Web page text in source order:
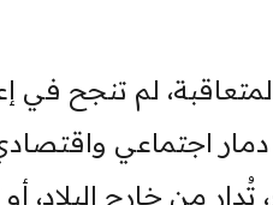
لم تنجح في
اجتماعي
من خارج البلاد،